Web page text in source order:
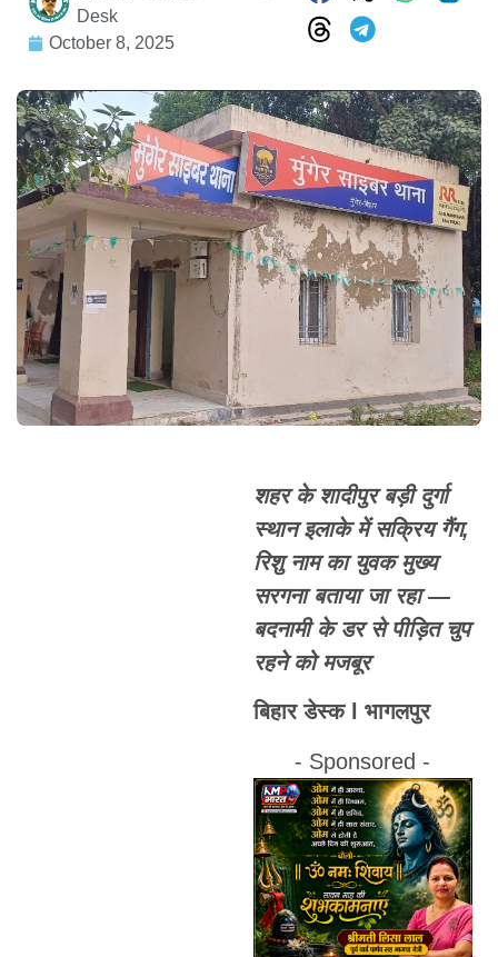
Desk
October 8, 2025
शहर के शादीपुर बड़ी दुर्गा
स्थान इलाके में सक्रिय गैंग,
रिशु नाम का युवक मुख्य
सरगना बताया जा रहा —
बदनामी के डर से पीड़ित चुप
रहने को मजबूर
बिहार डेस्क l भागलपुर
- Sponsored -